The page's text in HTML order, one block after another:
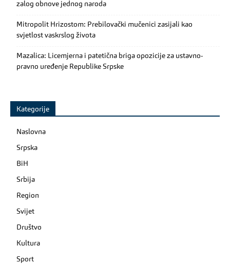
zalog obnove jednog naroda
Mitropolit Hrizostom: Prebilovački mučenici zasijali kao
svjetlost vaskrslog života
Mazalica: Licemjerna i patetična briga opozicije za ustavno-
pravno uređenje Republike Srpske
Kategorije
Naslovna
Srpska
BiH
Srbija
Region
Svijet
Društvo
Kultura
Sport